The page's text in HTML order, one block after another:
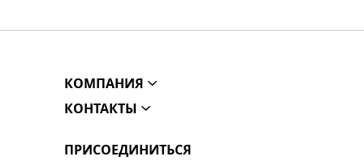
КОМПАНИЯ
КОНТАКТЫ
ПРИСОЕДИНИТЬСЯ